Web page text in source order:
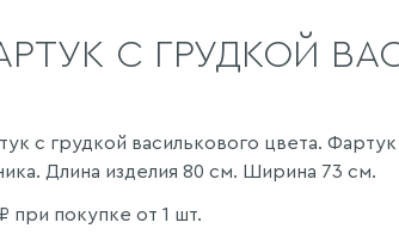
С ГРУДКОЙ
с грудкой василькового цвета.
Длина изделия 80 см. Ширина 73 см.
при покупке от 1 шт.